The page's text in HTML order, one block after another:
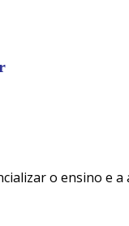
o ensino e